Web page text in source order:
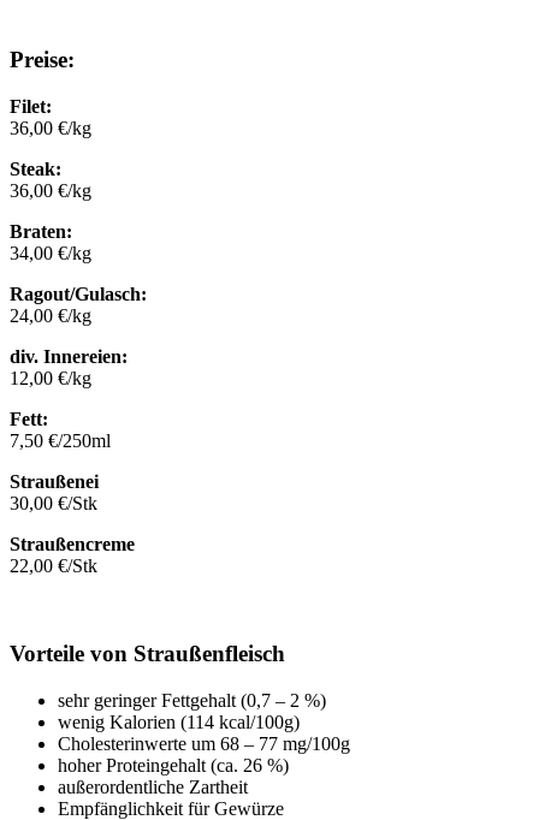
Preise:
Filet:
36,00 €/kg
Steak:
36,00 €/kg
Braten:
34,00 €/kg
Ragout/Gulasch:
24,00 €/kg
div. Innereien:
12,00 €/kg
Fett:
7,50 €/250ml
Straußenei
30,00 €/Stk
Straußencreme
22,00 €/Stk
Vorteile von Straußenfleisch
sehr geringer Fettgehalt (0,7 – 2 %)
wenig Kalorien (114 kcal/100g)
Cholesterinwerte um 68 – 77 mg/100g
hoher Proteingehalt (ca. 26 %)
außerordentliche Zartheit
Empfänglichkeit für Gewürze